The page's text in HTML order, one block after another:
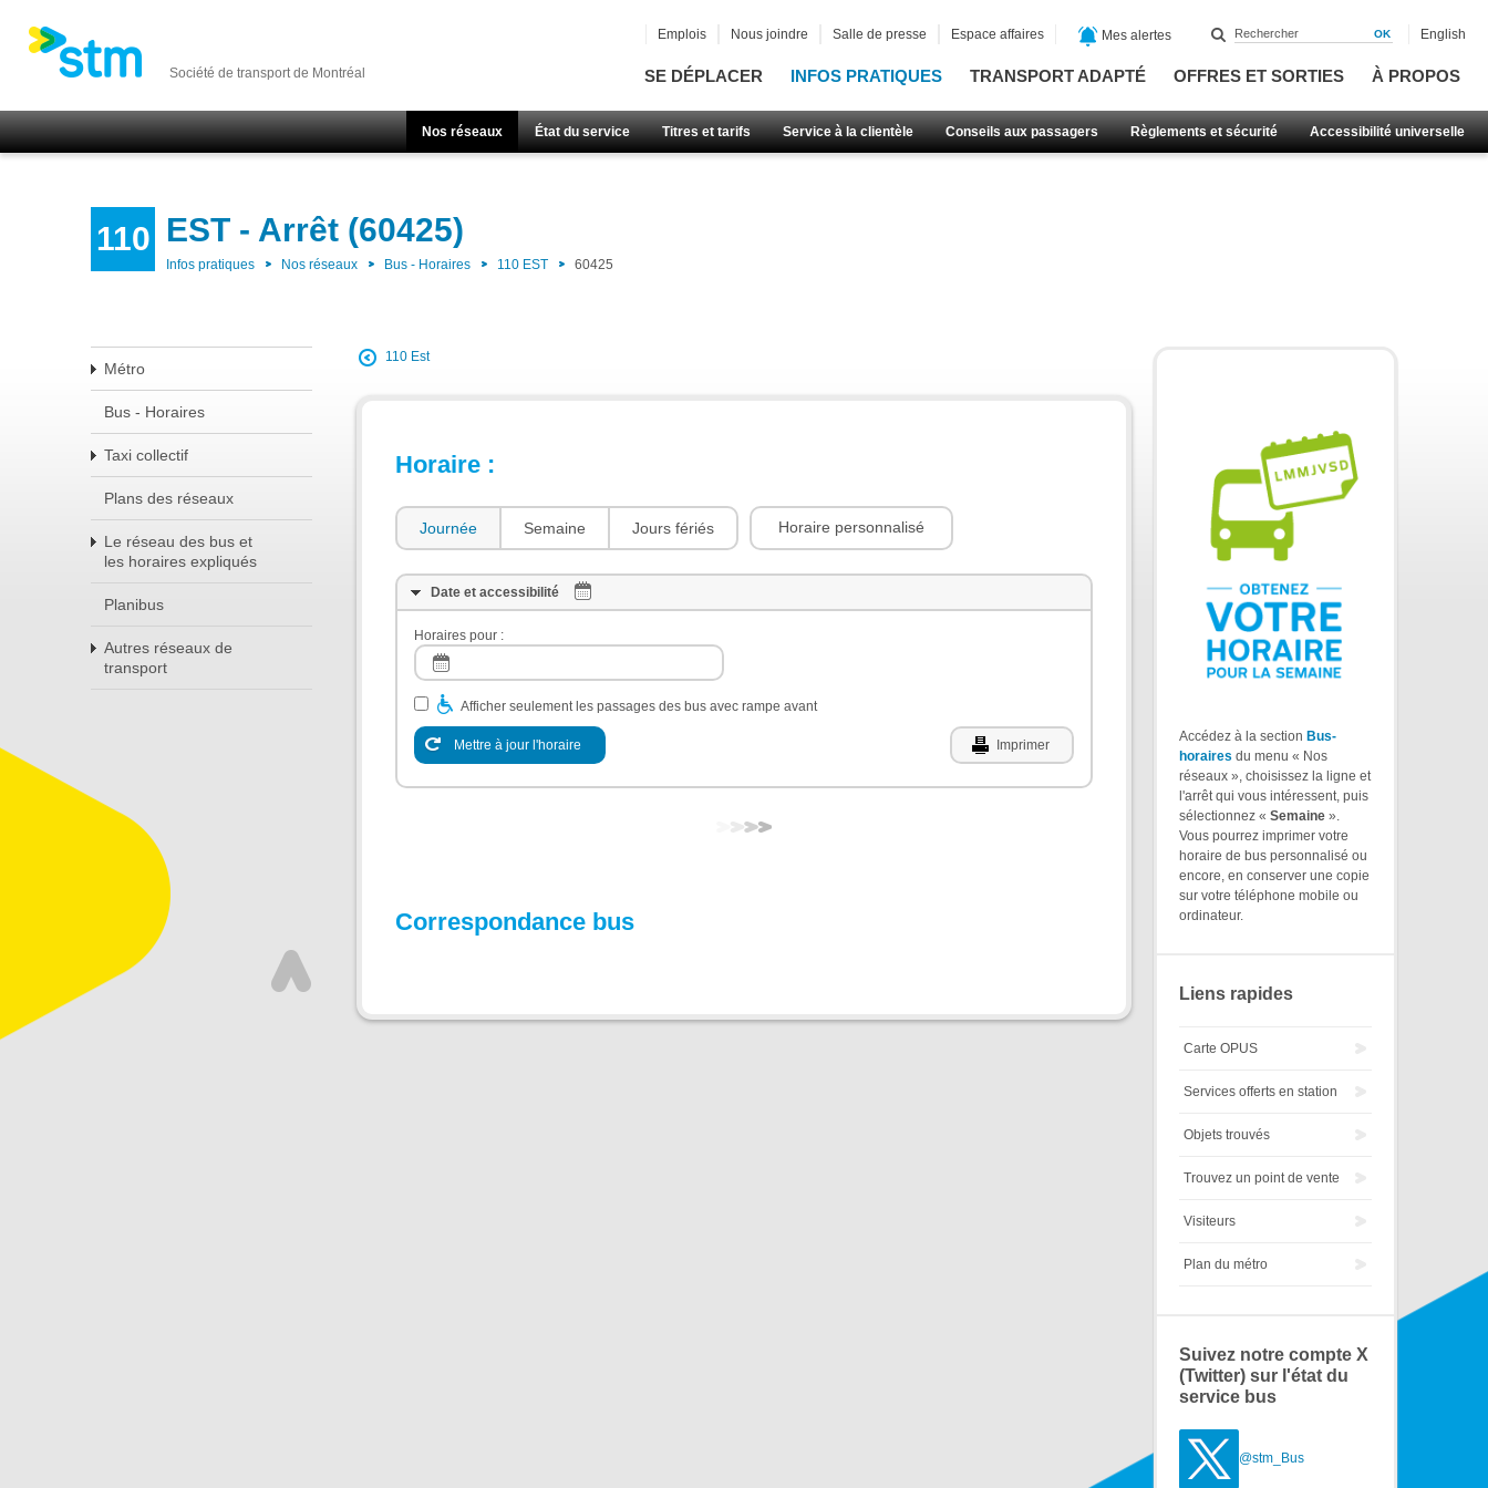
Société de transport de Montréal SE DÉPLACER INFOS PRATIQUES TRANSPORT ADAPTÉ OFFRES ET SORTIES À PROPOS
Nos réseaux État du service Titres et tarifs Service à la clientèle Conseils aux passagers Règlements et sécurité Accessibilité universelle
Emplois Nous joindre Salle de presse Espace affaires Mes alertes English
110 EST - Arrêt (60425)
Infos pratiques Nos réseaux Bus - Horaires 110 EST 60425
Métro
Bus - Horaires
Taxi collectif
Plans des réseaux
Le réseau des bus et
les horaires expliqués
Planibus
Autres réseaux de
transport
110 Est
Horaire :
Journée Semaine Jours fériés Horaire personnalisé
Date et accessibilité
Horaires pour :
Afficher seulement les passages des bus avec rampe avant
Mettre à jour l'horaire Imprimer
Correspondance bus
Accédez à la section Bus-
horaires du menu « Nos
réseaux », choisissez la ligne et
l'arrêt qui vous intéressent, puis
sélectionnez « Semaine ».
Vous pourrez imprimer votre
horaire de bus personnalisé ou
encore, en conserver une copie
sur votre téléphone mobile ou
ordinateur.
Liens rapides
Carte OPUS
Services offerts en station
Objets trouvés
Trouvez un point de vente
Visiteurs
Plan du métro
Suivez notre compte X
(Twitter) sur l'état du
service bus
@stm_Bus